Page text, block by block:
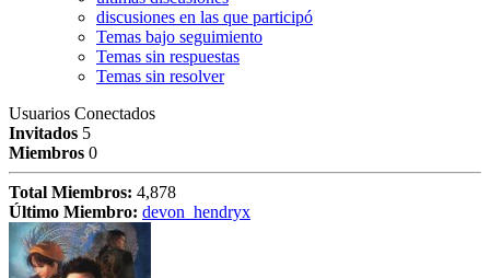
discusiones en las que participó
Temas bajo seguimiento
Temas sin respuestas
Temas sin resolver
Usuarios Conectados
Invitados 5
Miembros 0
Total Miembros: 4,878
Último Miembro: devon_hendryx